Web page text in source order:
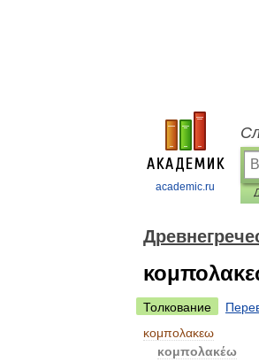
academic.ru
Толкование
κομπολακεω
κομπολακέω